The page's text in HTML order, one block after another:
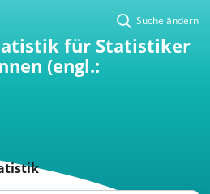
Suche ändern
für Statistiker
(engl.: